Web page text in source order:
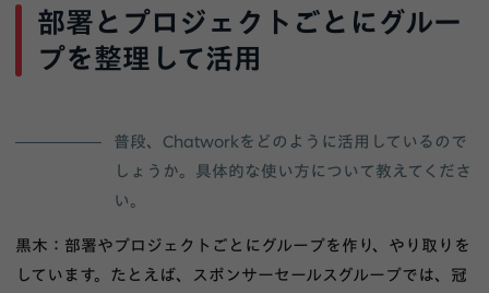
部署とプロジェクトごとにグルー
プを整理して活用
普段、Chatworkをどのように活用しているので
しょうか。具体的な使い方について教えてくださ
い。
黒木：部署やプロジェクトごとにグループを作り、やり取りを
しています。たとえば、スポンサーセールスグループでは、冠